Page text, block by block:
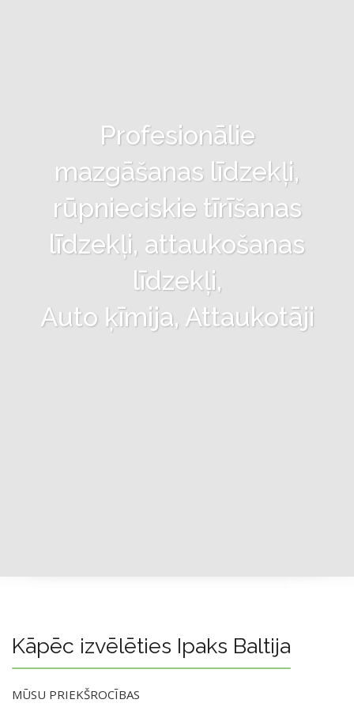
Profesionālie
mazgāšanas līdzekļi,
rūpnieciskie tīrīšanas
līdzekļi, attaukošanas
līdzekļi,
Auto ķīmija, Attaukotāji
Kāpēc izvēlēties Ipaks Baltija
MŪSU PRIEKŠROCĪBAS